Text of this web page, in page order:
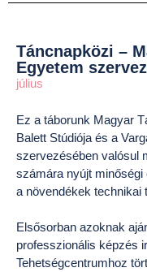
Táncnapközi –
Egyetem
július
Ez a táborunk Magyar
Balett Stúdiója és a
szervezésében valósul
számára nyújt minőségi
a növendékek technikai
Elsősorban azoknak
professzionális képzés
Tehetségcentrumhoz